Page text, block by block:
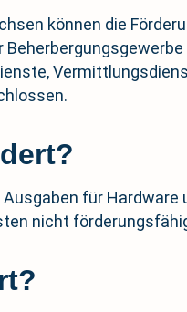
können die
für
nicht